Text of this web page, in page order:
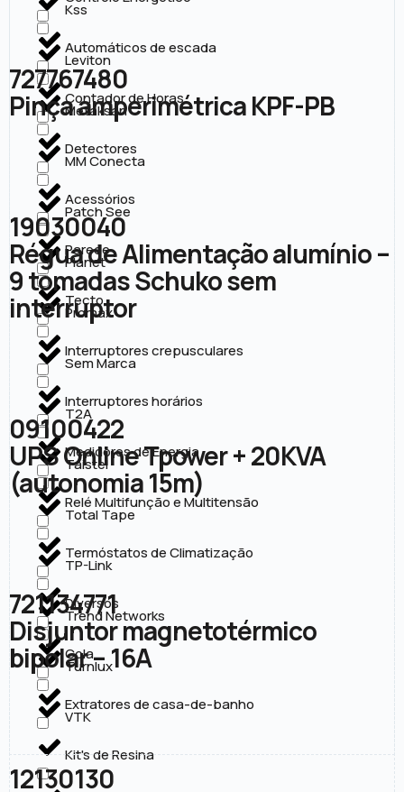
Automáticos de escada
Contador de Horas
Detectores
Acessórios
Parede
Tecto
Interruptores crepusculares
Interruptores horários
Medidores de Energia
Relé Multifunção e Multitensão
Termóstatos de Climatização
Diversos
Cola
Extratores de casa-de-banho
Kit's de Resina
Kss
Leviton
Metaksan
MM Conecta
Patch See
Planet
Promax
Sem Marca
T2A
Taistel
Total Tape
TP-Link
Trend Networks
Turnlux
VTK
727767480
Pinça amperimétrica KPF-PB
19030040
Régua de Alimentação alumínio –
9 tomadas Schuko sem
interruptor
09100422
UPS Online Tpower + 20KVA
(autonomia 15m)
721134771
Disjuntor magnetotérmico
bipolar – 16A
12130130